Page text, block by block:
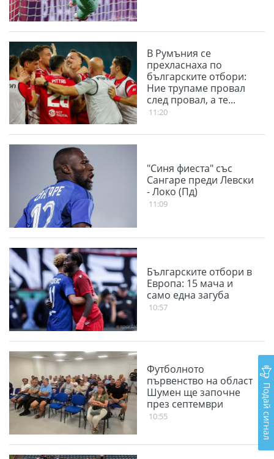
В Румъния се
прехласнаха по
българските отбори:
Ние трупаме провал
след провал, а те...
11:20
"Синя фиеста" със
Сангаре преди Левски
- Локо (Пд)
11:09
Българските отбори в
Европа: 15 мача и
само една загуба
10:57
Футболното
първенство на област
Шумен ще започне
през септември
10:55 Подай сигнал